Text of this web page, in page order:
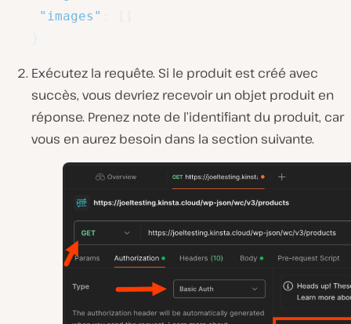
"images"
Exécutez la requête. Si le produit est créé avec
succès, vous devriez recevoir un objet produit en
réponse. Prenez note de l’identifiant du produit, car
vous en aurez besoin dans la section suivante.